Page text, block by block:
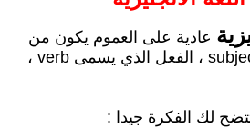
عادية على العموم يكون من
الفاعل الذي يسمى subject ، الفعل الذي يسمى verb ،
لك الفكرة جيدا :